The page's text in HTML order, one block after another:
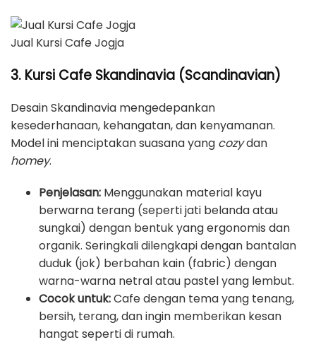
Jual Kursi Cafe Jogja
3. Kursi Cafe Skandinavia (Scandinavian)
Desain Skandinavia mengedepankan
kesederhanaan, kehangatan, dan kenyamanan.
Model ini menciptakan suasana yang cozydan
homey.
Penjelasan: Menggunakan material kayu
berwarna terang (seperti jati belanda atau
sungkai) dengan bentuk yang ergonomis dan
organik. Seringkali dilengkapi dengan bantalan
duduk (jok) berbahan kain (fabric) dengan
warna-warna netral atau pastel yang lembut.
Cocok untuk:Cafe dengan tema yang tenang,
bersih, terang, dan ingin memberikan kesan
hangat seperti di rumah.